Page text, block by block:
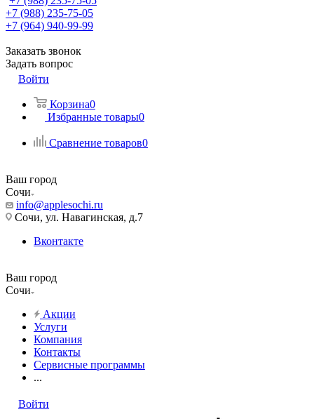
+7 (988) 235-75-05
+7 (964) 940-99-99
Заказать звонок
Задать вопрос
Войти
Корзина0
Избранные товары0
Сравнение товаров0
Ваш город
Сочи
info@applesochi.ru
Сочи, ул. Навагинская, д.7
Вконтакте
Ваш город
Сочи
Акции
Услуги
Компания
Контакты
Сервисные программы
...
Войти